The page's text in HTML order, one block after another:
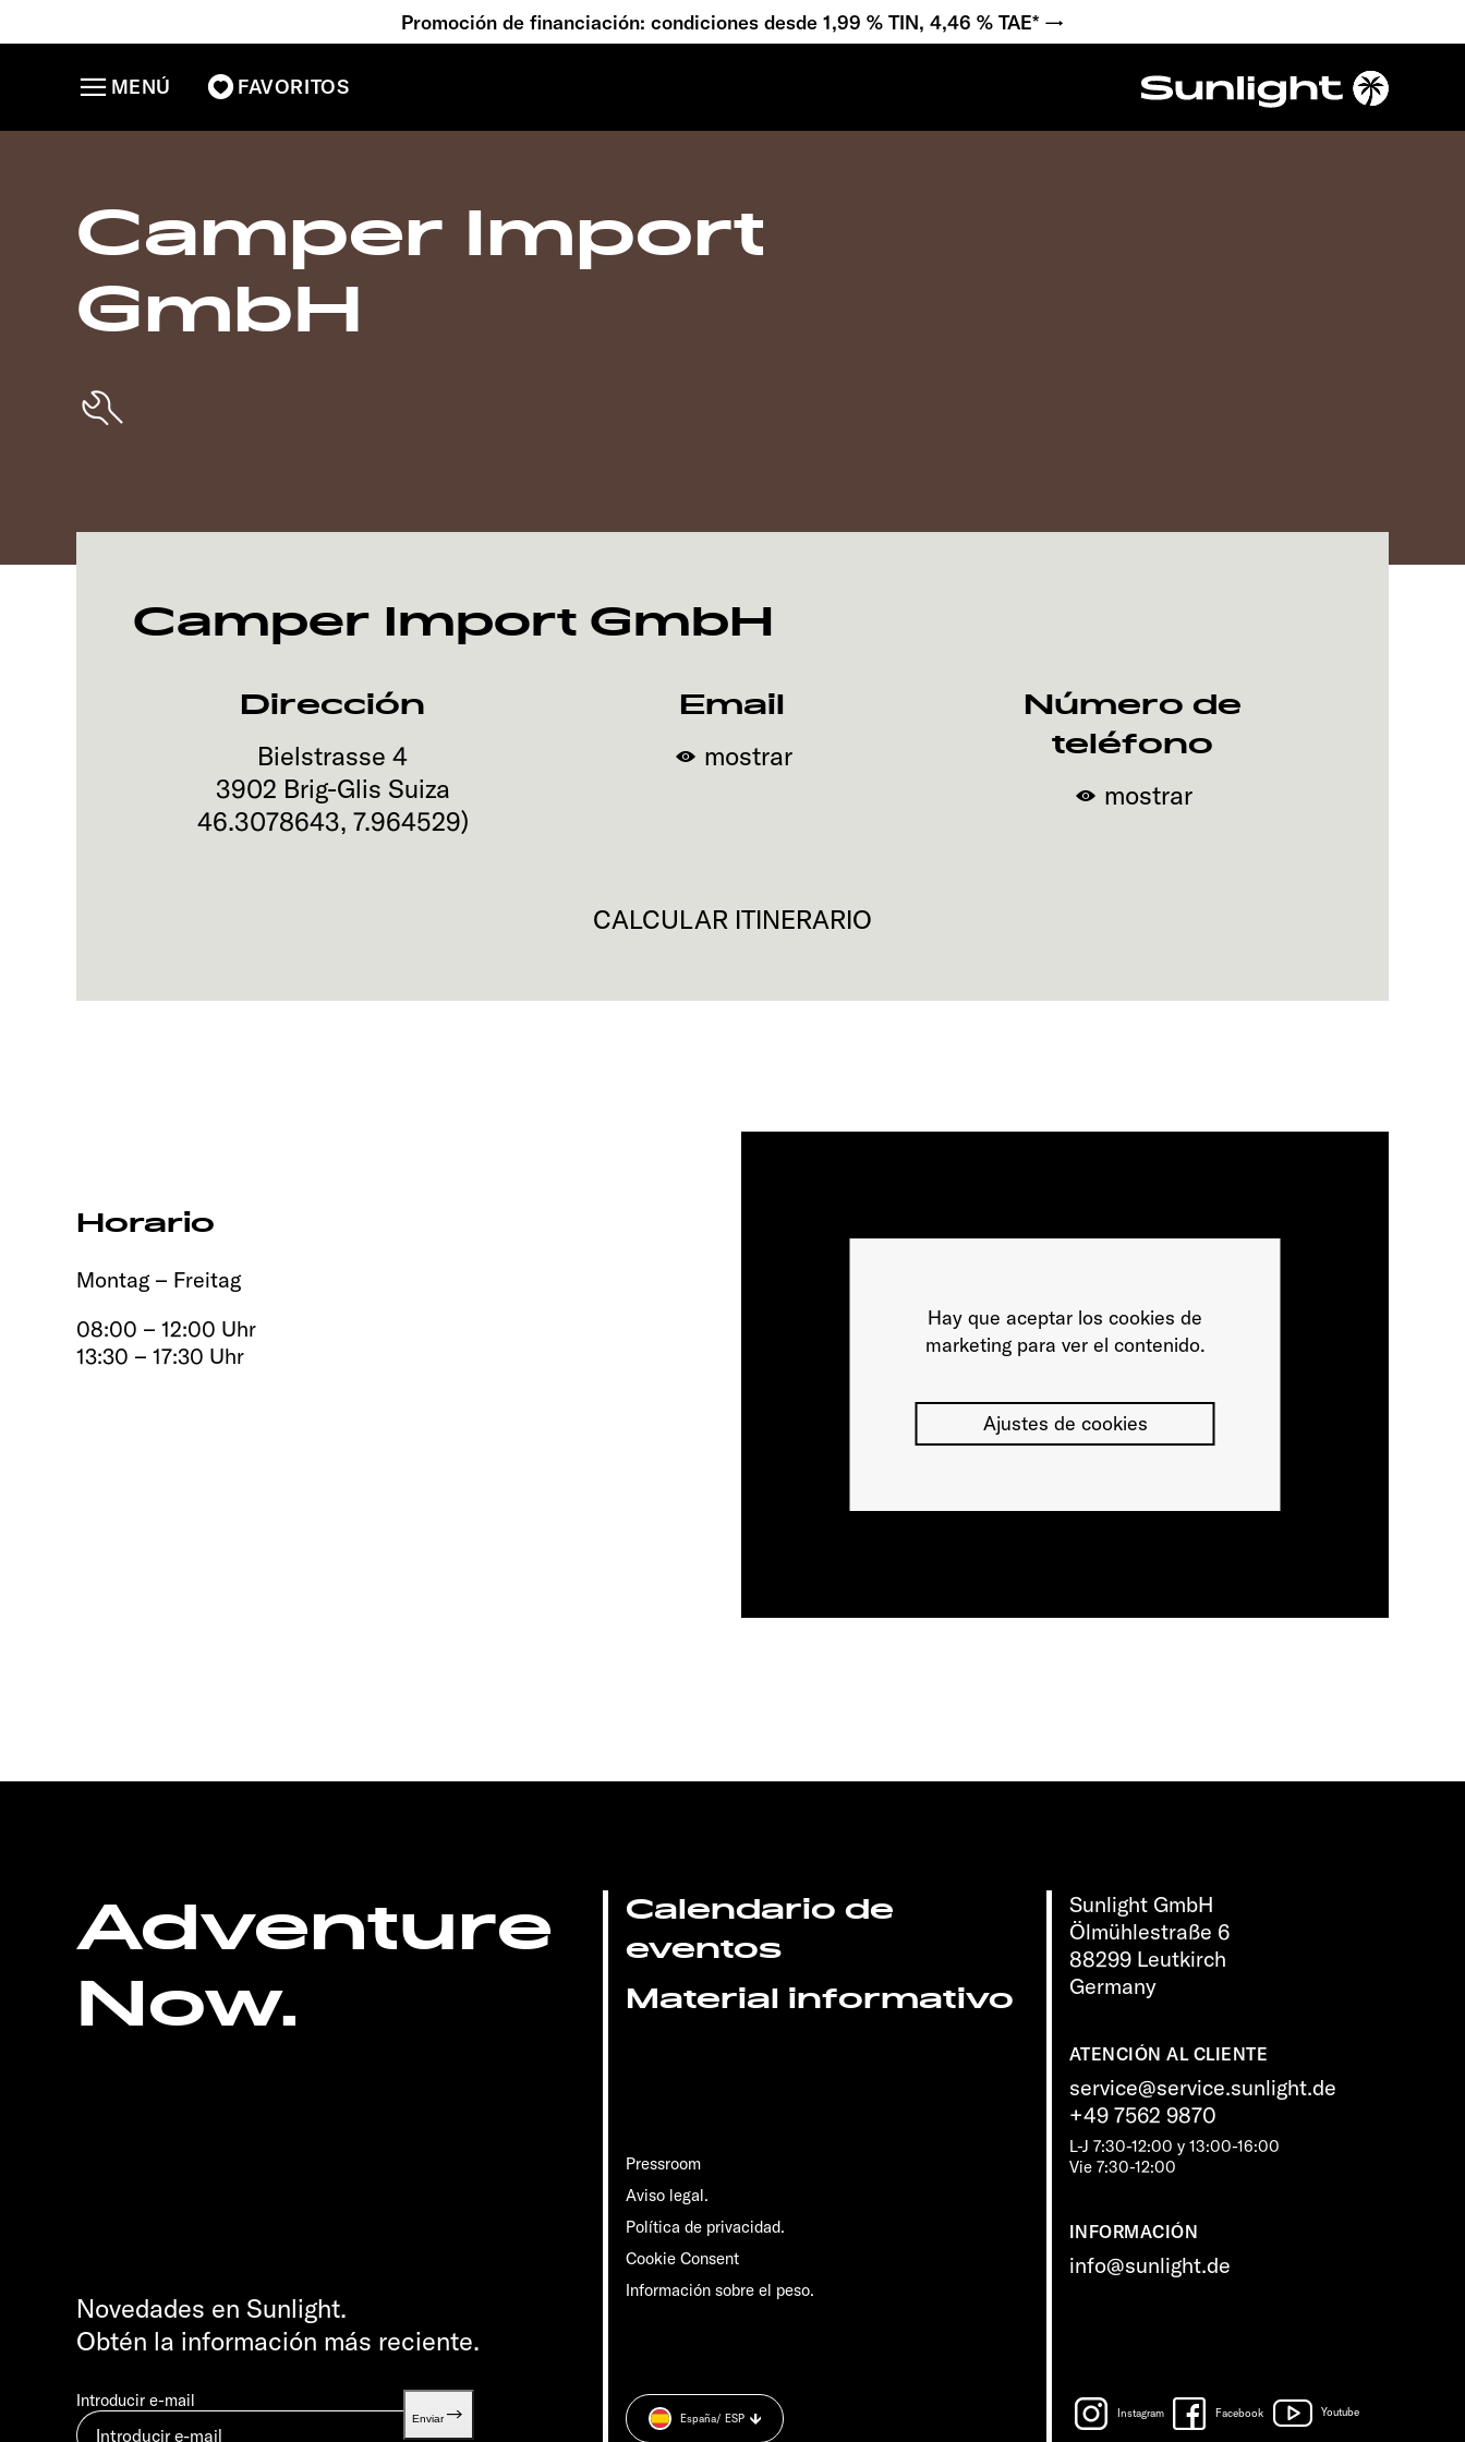
Promoción de financiación: condiciones desde 1,99 % TIN, 4,46 % TAE* →
FAVORITOS
MENÚ
Camper Import
GmbH
Camper Import GmbH
Dirección
Bielstrasse 4
3902 Brig-Glis Suiza
46.3078643, 7.964529)
Email
mostrar
Número de
teléfono
mostrar
CALCULAR ITINERARIO
Horario
Montag – Freitag
08:00 – 12:00 Uhr
13:30 – 17:30 Uhr
Hay que aceptar los cookies de
marketing para ver el contenido.
Ajustes de cookies
Adventure
Now.
Sunlight GmbH
Ölmühlestraße 6
88299 Leutkirch
Germany
ATENCIÓN AL CLIENTE
service@service.sunlight.de
+49 7562 9870
L-J 7:30-12:00 y 13:00-16:00
Vie 7:30-12:00
INFORMACIÓN
info@sunlight.de
Calendario de
eventos
Material informativo
Pressroom
Aviso legal.
Política de privacidad.
Cookie Consent
Información sobre el peso.
Novedades en Sunlight.
Obtén la información más reciente.
Introducir e-mail
Enviar Instagram Facebook Youtube
España/ ESP